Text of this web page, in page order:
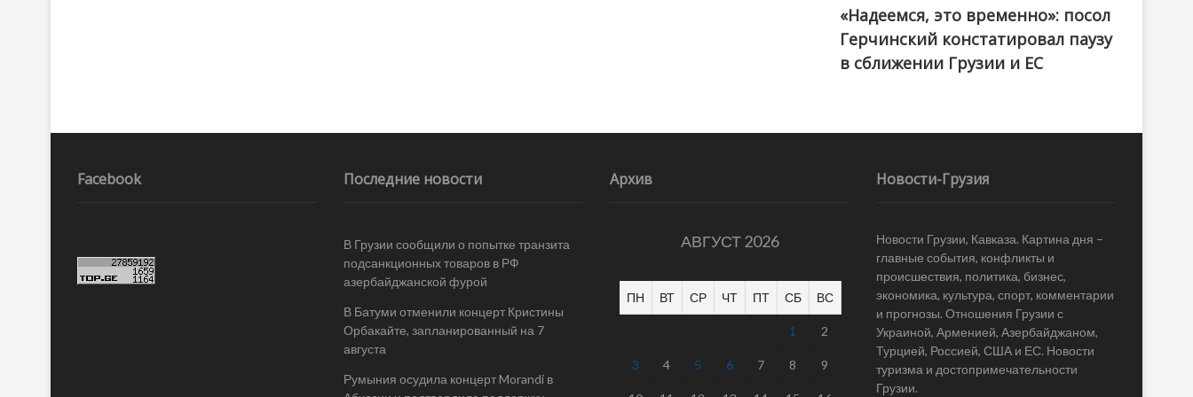
«Надеемся, это временно»: посол
Герчинский констатировал паузу
в сближении Грузии и ЕС
Facebook Последние новости
В Грузии сообщили о попытке транзита
подсанкционных товаров в РФ
азербайджанской фурой
В Батуми отменили концерт Кристины
Орбакайте, запланированный на 7
августа
Румыния осудила концерт Morandi в
Архив
АВГУСТ 2026
ПН ВТ СР ЧТ ПТ СБ ВС
1 2
3 4 5 6 7 8 9
Новости-Грузия
Новости Грузии, Кавказа. Картина дня –
главные события, конфликты и
происшествия, политика, бизнес,
экономика, культура, спорт, комментарии
и прогнозы. Отношения Грузии с
Украиной, Арменией, Азербайджаном,
Турцией, Россией, США и ЕС. Новости
туризма и достопримечательности
Грузии.